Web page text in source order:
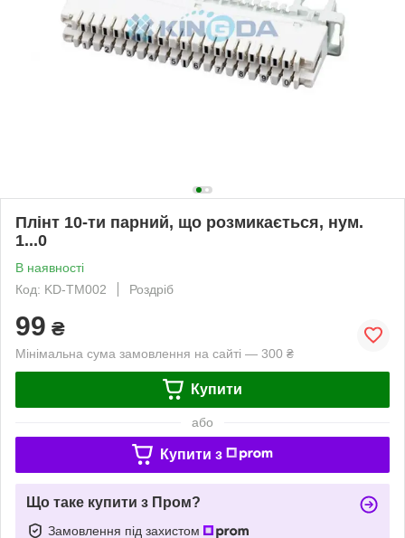
Плінт 10-ти парний, що розмикається, нум.
1...0
В наявності
Код: KD-TM002
Роздріб
99 ₴
Мінімальна сума замовлення на сайті — 300 ₴
Купити
або
Купити з
Що таке купити з Пром?
Замовлення під захистом